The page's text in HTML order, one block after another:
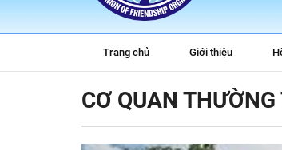
Trang chủ Giới thiệu
CƠ QUAN THƯỜNG